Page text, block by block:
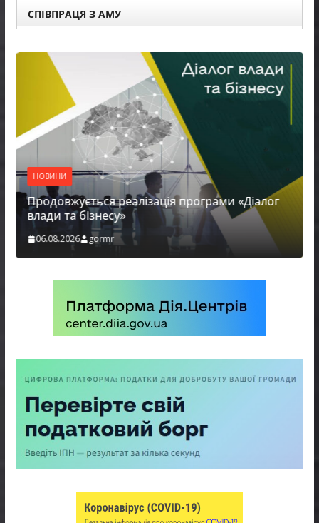
СПІВПРАЦЯ З АМУ
НОВИНИ
Городнянська міська рада встановила 100-
відсоткові податкові пільги для територій,
щодо яких прийнято рішення про
обов’язкову евакуацію населення